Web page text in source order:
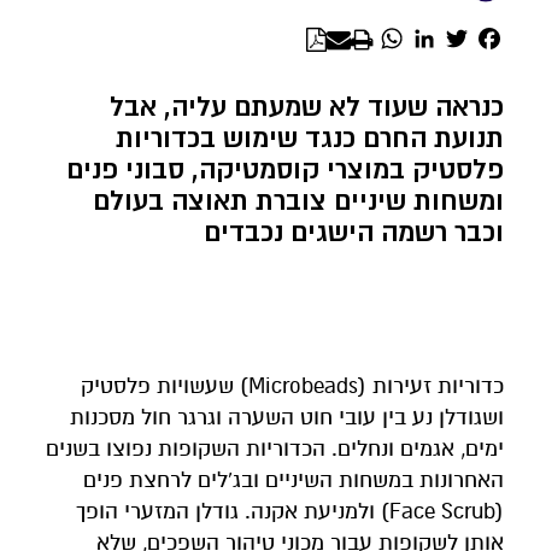
Facebook
Twitter
LinkedIn
WhatsApp
כנראה שעוד לא שמעתם עליה, אבל
תנועת החרם כנגד שימוש בכדוריות
פלסטיק במוצרי קוסמטיקה, סבוני פנים
ומשחות שיניים צוברת תאוצה בעולם
וכבר רשמה הישגים נכבדים
כדוריות זעירות (Microbeads) שעשויות פלסטיק
ושגודלן נע בין עובי חוט השערה וגרגר חול מסכנות
ימים, אגמים ונחלים. הכדוריות השקופות נפוצו בשנים
האחרונות במשחות השיניים ובג'לים לרחצת פנים
(Face Scrub) ולמניעת אקנה. גודלן המזערי הופך
אותן לשקופות עבור מכוני טיהור השפכים, שלא